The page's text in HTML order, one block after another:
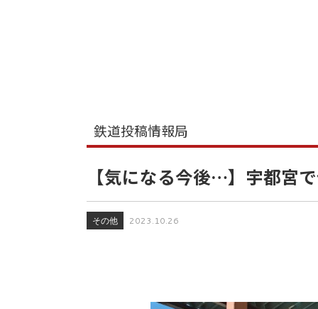
鉄道投稿情報局
【気になる今後…】宇都宮
その他 2023.10.26